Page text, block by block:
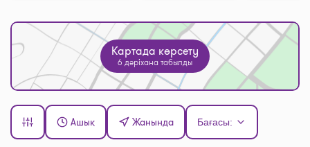
Картада көрсету
6 дәріхана табылды
Ашық Жанында Бағасы: